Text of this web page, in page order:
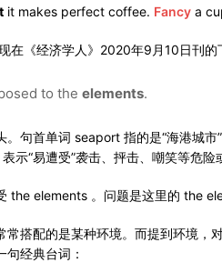
it makes perfect coffee. Fancy a
在《经济学人》2020年9月10日刊的
to the elements.
句首单词 seaport 指的是“海港城市
“易遭受”袭击、抨击、嘲笑等危险
the elements 。问题是这里的 the
搭配的是某种环境。而提到环境，
经典台词：